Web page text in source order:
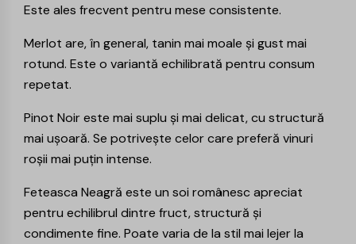
Este ales frecvent pentru mese consistente.
Merlot are, în general, tanin mai moale și gust mai
rotund. Este o variantă echilibrată pentru consum
repetat.
Pinot Noireste mai suplu și mai delicat, cu structură
mai ușoară. Se potrivește celor care preferă vinuri
roșii mai puțin intense.
Feteasca Neagră este un soi românesc apreciat
pentru echilibrul dintre fruct, structură și
condimente fine. Poate varia de la stil mai lejer la